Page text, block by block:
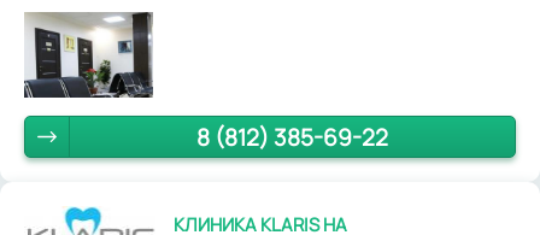
8 (812) 385-69-22
КЛИНИКА KLARIS НА